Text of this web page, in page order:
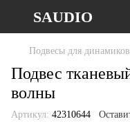
SAUDIO
Подвесы для динамиков
Подвес
волны
Артикул: 42310644